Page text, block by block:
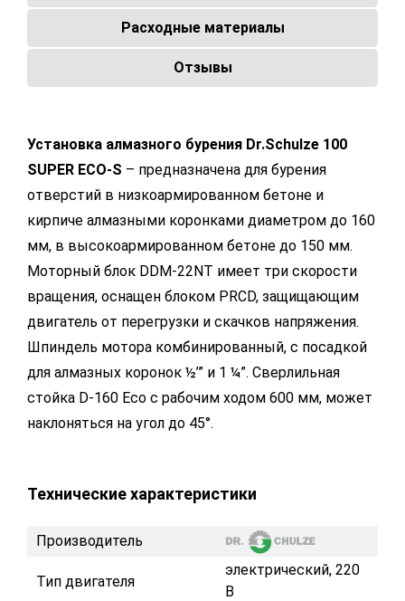
Расходные материалы
Отзывы
Установка алмазного бурения Dr.Schulze 100
SUPER ECO-S – предназначена для бурения
отверстий в низкоармированном бетоне и
кирпиче алмазными коронками диаметром до 160
мм, в высокоармированном бетоне до 150 мм.
Моторный блок DDM-22NT имеет три скорости
вращения, оснащен блоком PRCD, защищающим
двигатель от перегрузки и скачков напряжения.
Шпиндель мотора комбинированный, с посадкой
для алмазных коронок ½’” и 1 ¼”. Сверлильная
стойка D-160 Eco с рабочим ходом 600 мм, может
наклоняться на угол до 45°.
Технические характеристики
Производитель
Тип двигателя
электрический, 220
В